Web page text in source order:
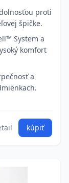
proti
špičke.
System a
komfort
a
kúpiť